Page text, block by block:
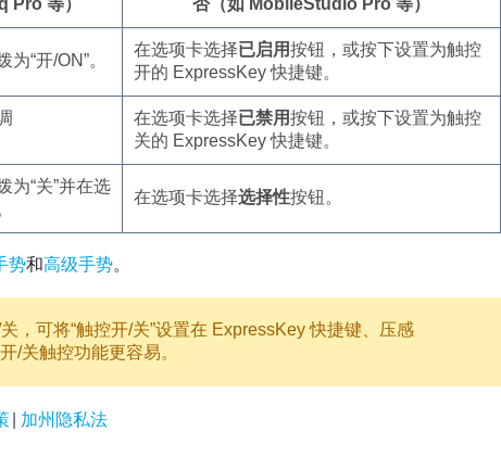
Pro 等） 否（如 MobileStudio Pro 等）
为“开/ON”。
在选项卡选择已启用按钮，或按下设置为触控
开的 ExpressKey 快捷键。
在选项卡选择已禁用按钮，或按下设置为触控
关的 ExpressKey 快捷键。
为“关”并在选
在选项卡选择选择性按钮。
势和高级手势。
，可将“触控开/关”设置在 ExpressKey 快捷键、压感
/关触控功能更容易。
加州隐私法